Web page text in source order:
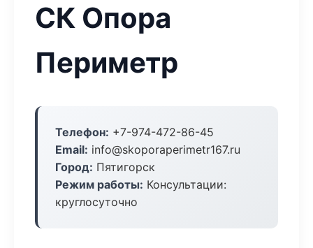
СК Опора
Периметр
Телефон: +7-974-472-86-45
Email: info@skoporaperimetr167.ru
Город: Пятигорск
Режим работы: Консультации:
круглосуточно